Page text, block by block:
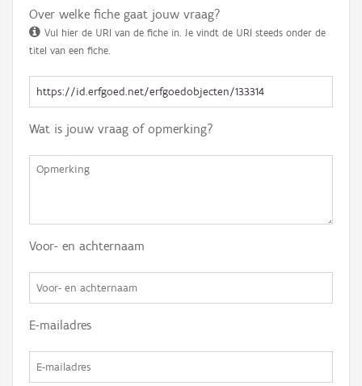
Over welke fiche gaat jouw vraag?
Vul hier de URI van de fiche in. Je vindt de URI steeds onder de
titel van een fiche.
Wat is jouw vraag of opmerking?
Voor- en achternaam
E-mailadres